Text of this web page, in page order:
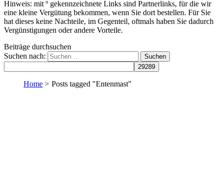
Hinweis: mit º gekennzeichnete Links sind Partnerlinks, für die wir
eine kleine Vergütung bekommen, wenn Sie dort bestellen. Für Sie
hat dieses keine Nachteile, im Gegenteil, oftmals haben Sie dadurch
Vergünstigungen oder andere Vorteile.
Beiträge durchsuchen
Suchen nach:
Home > Posts tagged "Entenmast"